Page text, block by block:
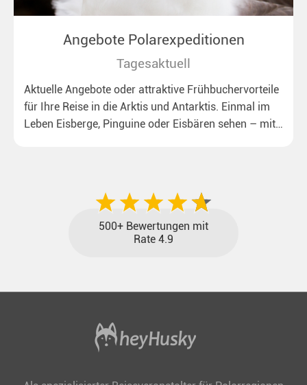
Angebote Polarexpeditionen
Tagesaktuell
Aktuelle Angebote oder attraktive Frühbuchervorteile
für Ihre Reise in die Arktis und Antarktis. Einmal im
Leben Eisberge, Pinguine oder Eisbären sehen – mit
500+ Bewertungen mit
Rate 4.9